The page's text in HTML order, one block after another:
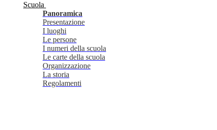
Scuola
Panoramica
Presentazione
I luoghi
Le persone
I numeri della scuola
Le carte della scuola
Organizzazione
La storia
Regolamenti